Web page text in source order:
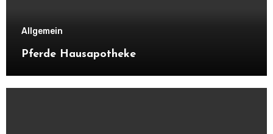
Allgemein
Pferde Hausapotheke